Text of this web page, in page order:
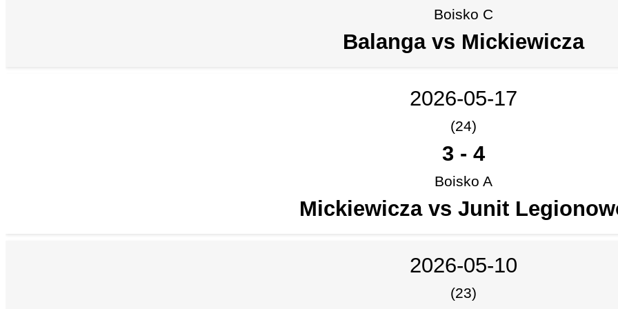
Boisko C
Balanga vs Mickiewicza
2026-05-17
(24)
3 - 4
Boisko A
Mickiewicza vs Junit
2026-05-10
(23)